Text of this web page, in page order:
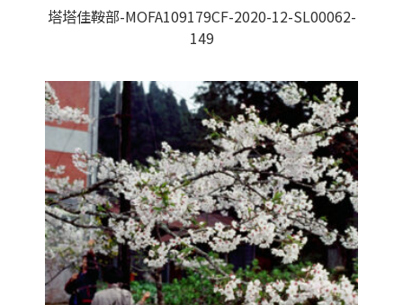
塔塔佳鞍部-MOFA109179CF-2020-12-SL00062-
149